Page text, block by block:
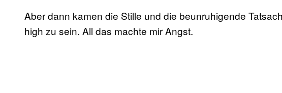
Aber dann kamen die Stille und die beunruhigende
high zu sein. All das machte mir Angst.